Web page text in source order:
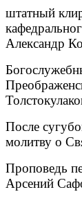
штатный
Александр
После
молитву о
Проповедь
Арсений